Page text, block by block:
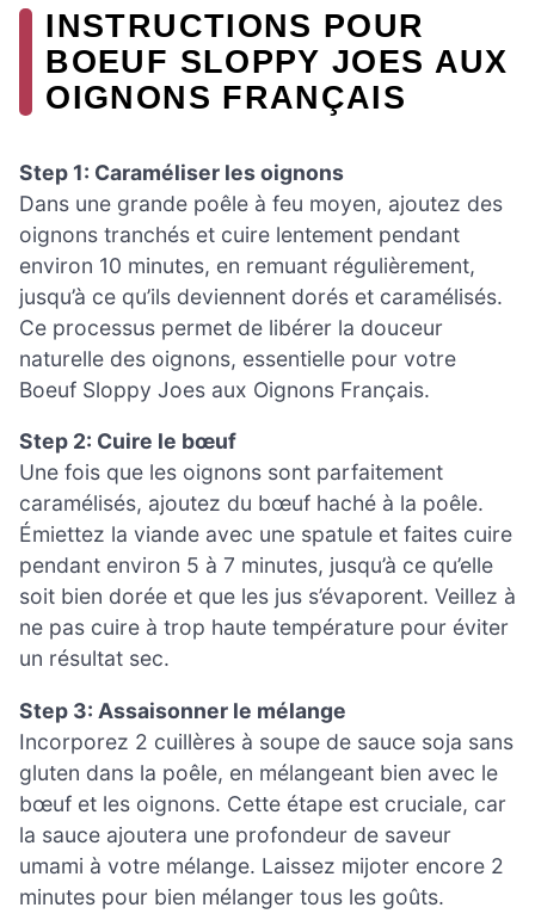
INSTRUCTIONS POUR
BOEUF SLOPPY JOES AUX
OIGNONS FRANÇAIS
Step 1: Caraméliser les oignons
Dans une grande poêle à feu moyen, ajoutez des
oignons tranchés et cuire lentement pendant
environ 10 minutes, en remuant régulièrement,
jusqu’à ce qu’ils deviennent dorés et caramélisés.
Ce processus permet de libérer la douceur
naturelle des oignons, essentielle pour votre
Boeuf Sloppy Joes aux Oignons Français.
Step 2: Cuire le bœuf
Une fois que les oignons sont parfaitement
caramélisés, ajoutez du bœuf haché à la poêle.
Émiettez la viande avec une spatule et faites cuire
pendant environ 5 à 7 minutes, jusqu’à ce qu’elle
soit bien dorée et que les jus s’évaporent. Veillez à
ne pas cuire à trop haute température pour éviter
un résultat sec.
Step 3: Assaisonner le mélange
Incorporez 2 cuillères à soupe de sauce soja sans
gluten dans la poêle, en mélangeant bien avec le
bœuf et les oignons. Cette étape est cruciale, car
la sauce ajoutera une profondeur de saveur
umami à votre mélange. Laissez mijoter encore 2
minutes pour bien mélanger tous les goûts.